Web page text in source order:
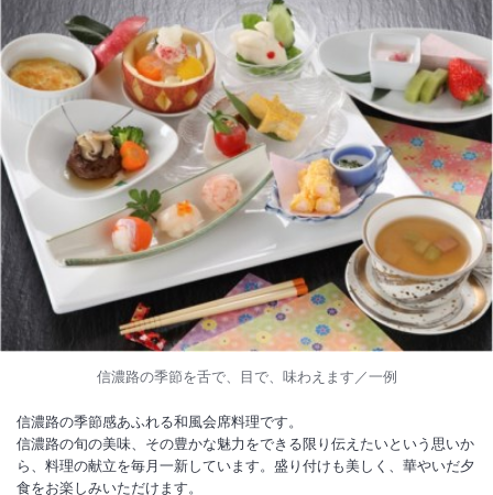
信濃路の季節を舌で、目で、味わえます／一例
信濃路の季節感あふれる和風会席料理です。
信濃路の旬の美味、その豊かな魅力をできる限り伝えたいという思いか
ら、料理の献立を毎月一新しています。盛り付けも美しく、華やいだ夕
食をお楽しみいただけます。